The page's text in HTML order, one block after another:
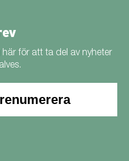
här för att ta del av nyheter